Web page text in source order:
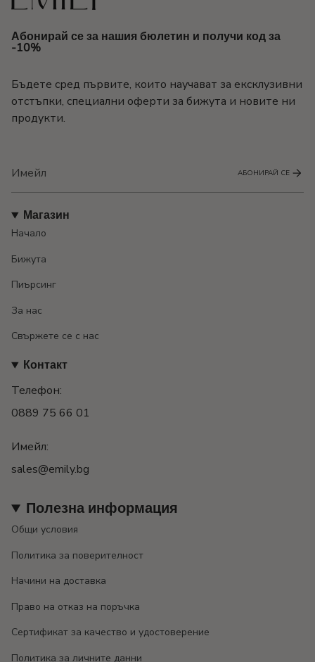
Абонирай се за нашия бюлетин и получи код за
-10%
Бъдете сред първите, които научават за ексклузивни
отстъпки, специални оферти за бижута и новите ни
продукти.
АБОНИРАЙ СЕ
Магазин
Начало
Бижута
Пиърсинг
За нас
Свържете се с нас
Контакт
Телефон:
0889 75 66 01
Имейл:
sales@emily.bg
Полезна информация
Общи условия
Политика за поверителност
Начини на доставка
Право на отказ на поръчка
Сертификат за качество и удостоверение
Политика за личните данни